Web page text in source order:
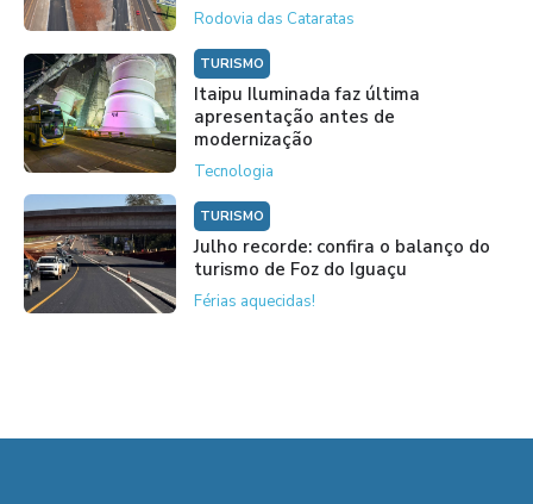
Rodovia das Cataratas
TURISMO
Itaipu Iluminada faz última
apresentação antes de
modernização
Tecnologia
TURISMO
Julho recorde: confira o balanço do
turismo de Foz do Iguaçu
Férias aquecidas!